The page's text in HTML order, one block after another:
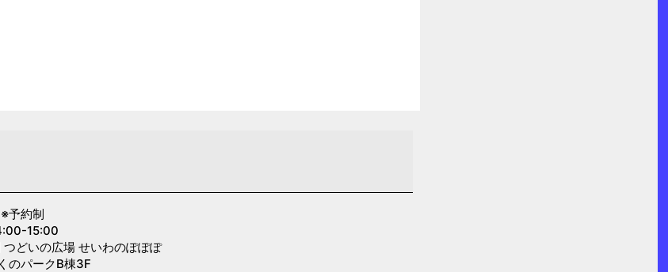
※予約制
15:00
どいの広場 せいわのぽぽぽ
パークB棟3F